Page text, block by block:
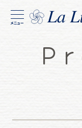
メニュー